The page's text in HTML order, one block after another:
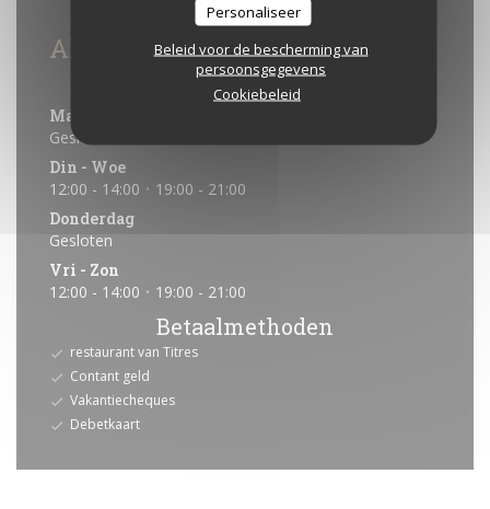
Personaliseer
Beleid voor de bescherming van
persoonsgegevens
Cookiebeleid
Algemene informatie
Openingstijden
Maandag
Gesloten
Din - Woe
12:00 - 14:00 • 19:00 - 21:00
Donderdag
Gesloten
Vri - Zon
12:00 - 14:00 • 19:00 - 21:00
Betaalmethoden
restaurant van Titres
Contant geld
Vakantiecheques
Debetkaart